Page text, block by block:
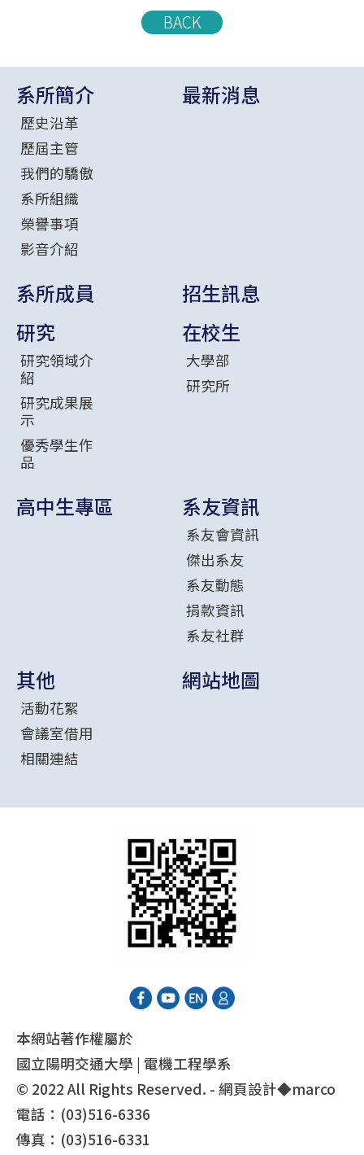
BACK
系所簡介
歷史沿革
歷屆主管
我們的驕傲
系所組織
榮譽事項
影音介紹
最新消息
系所成員
招生訊息
研究
研究領域介
紹
研究成果展
示
優秀學生作
品
在校生
大學部
研究所
高中生專區 系友資訊
系友會資訊
傑出系友
系友動態
捐款資訊
系友社群
其他
活動花絮
會議室借用
相關連結
網站地圖
本網站著作權屬於
國立陽明交通大學 | 電機工程學系
© 2022 All Rights Reserved. - 網頁設計◆marco
電話：(03)516-6336
傳真：(03)516-6331